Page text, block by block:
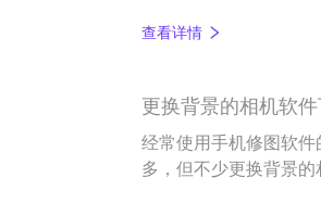
查看详情
更换背景的相机软
经常使用手机修图软
多，但不少更换背景